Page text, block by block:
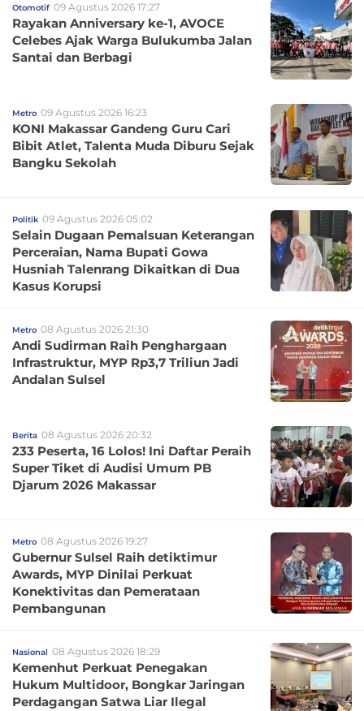
Otomotif 09 Agustus 2026 17:27
Rayakan Anniversary ke-1, AVOCE
Celebes Ajak Warga Bulukumba Jalan
Santai dan Berbagi
Metro 09 Agustus 2026 16:23
KONI Makassar Gandeng Guru Cari
Bibit Atlet, Talenta Muda Diburu Sejak
Bangku Sekolah
Politik 09 Agustus 2026 05:02
Selain Dugaan Pemalsuan Keterangan
Perceraian, Nama Bupati Gowa
Husniah Talenrang Dikaitkan di Dua
Kasus Korupsi
Metro 08 Agustus 2026 21:30
Andi Sudirman Raih Penghargaan
Infrastruktur, MYP Rp3,7 Triliun Jadi
Andalan Sulsel
Berita 08 Agustus 2026 20:32
233 Peserta, 16 Lolos! Ini Daftar Peraih
Super Tiket di Audisi Umum PB
Djarum 2026 Makassar
Metro 08 Agustus 2026 19:27
Gubernur Sulsel Raih detiktimur
Awards, MYP Dinilai Perkuat
Konektivitas dan Pemerataan
Pembangunan
Nasional 08 Agustus 2026 18:29
Kemenhut Perkuat Penegakan
Hukum Multidoor, Bongkar Jaringan
Perdagangan Satwa Liar Ilegal